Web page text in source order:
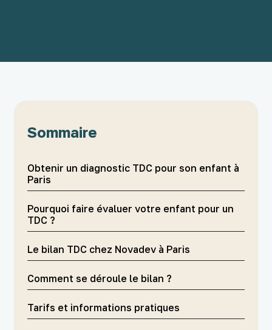
Sommaire
Obtenir un diagnostic TDC pour son enfant à
Paris
Pourquoi faire évaluer votre enfant pour un
TDC ?
Le bilan TDC chez Novadev à Paris
Comment se déroule le bilan ?
Tarifs et informations pratiques